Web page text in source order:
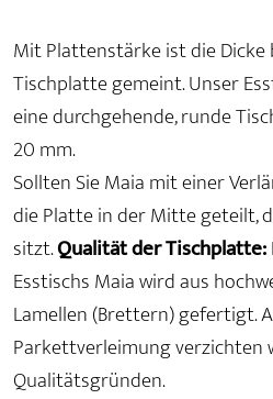
Mit Plattenstärke ist die Dicke
Tischplatte gemeint. Unser
eine durchgehende, runde
20 mm.
Sollten Sie Maia mit einer
die Platte in der Mitte geteilt,
sitzt.Qualität der Tischplatte:
Esstischs Maia wird aus
Lamellen (Brettern) gefertigt.
Parkettverleimung verzichten
Qualitätsgründen.